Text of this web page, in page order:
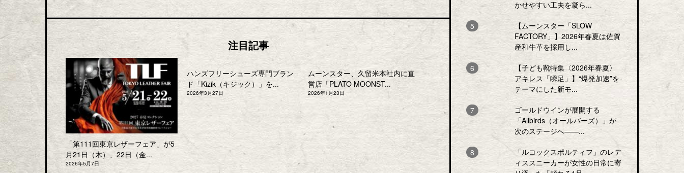
注目記事
「第111回東京レザーフェア」が5
月21日（木）、22日（金...
2026年5月7日
ハンズフリーシューズ専門ブラン
ド「Kizik（キジック）」を...
2026年3月27日
ムーンスター、久留米本社内に直
営店「PLATO MOONST...
2026年1月23日
かせやすい工夫を凝ら...
【ムーンスター「SLOW
FACTORY」】2026年春夏は佐賀
産和牛革を採用し...
【子ども靴特集〈2026年春夏〉
アキレス「瞬足」】“爆発加速”を
テーマにした新モ...
ゴールドウインが展開する
「Allbirds（オールバーズ）」が
次のステージへ――...
「ルコックスポルティフ」のレデ
ィススニーカーが女性の日常に寄